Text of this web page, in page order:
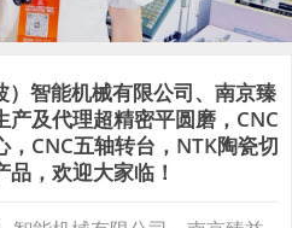
）智能机械有限公司、南京臻
及代理超精密平圆磨，CNC
CNC五轴转台，NTK陶瓷切
，欢迎大家临！